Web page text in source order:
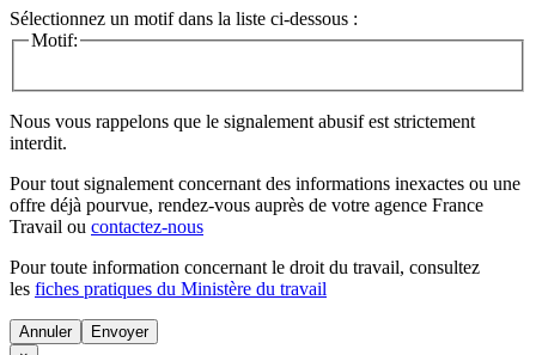
Sélectionnez un motif dans la liste ci-dessous :
Motif:
Nous vous rappelons que le signalement abusif est strictement
interdit.
Pour tout signalement concernant des informations inexactes ou une
offre déjà pourvue, rendez-vous auprès de votre agence France
Travail ou contactez-nous
Pour toute information concernant le droit du travail, consultez
les fiches pratiques du Ministère du travail
Annuler